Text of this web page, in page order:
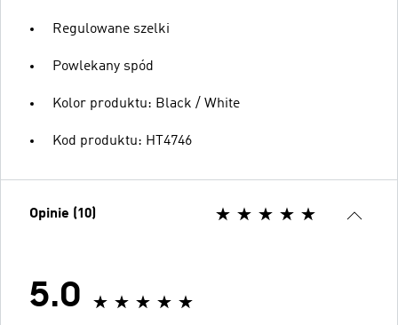
Regulowane szelki
Powlekany spód
Kolor produktu: Black / White
Kod produktu: HT4746
Opinie (10)
5.0